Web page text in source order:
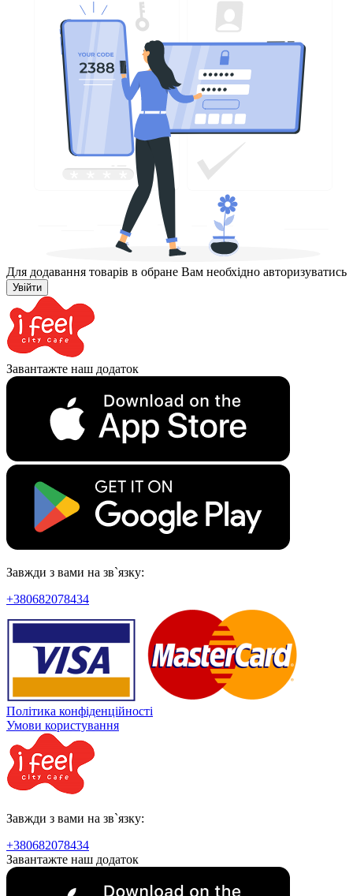
Для додавання товарів в обране Вам необхідно авторизуватись
Увійти
Завантажте наш додаток
Завжди з вами на зв`язку:
+380682078434
Політика конфіденційності
Умови користування
Завжди з вами на зв`язку:
+380682078434
Завантажте наш додаток